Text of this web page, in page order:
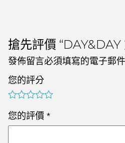
搶先評價
發佈留言必須填寫的電子郵
您的評分
您的評價 *